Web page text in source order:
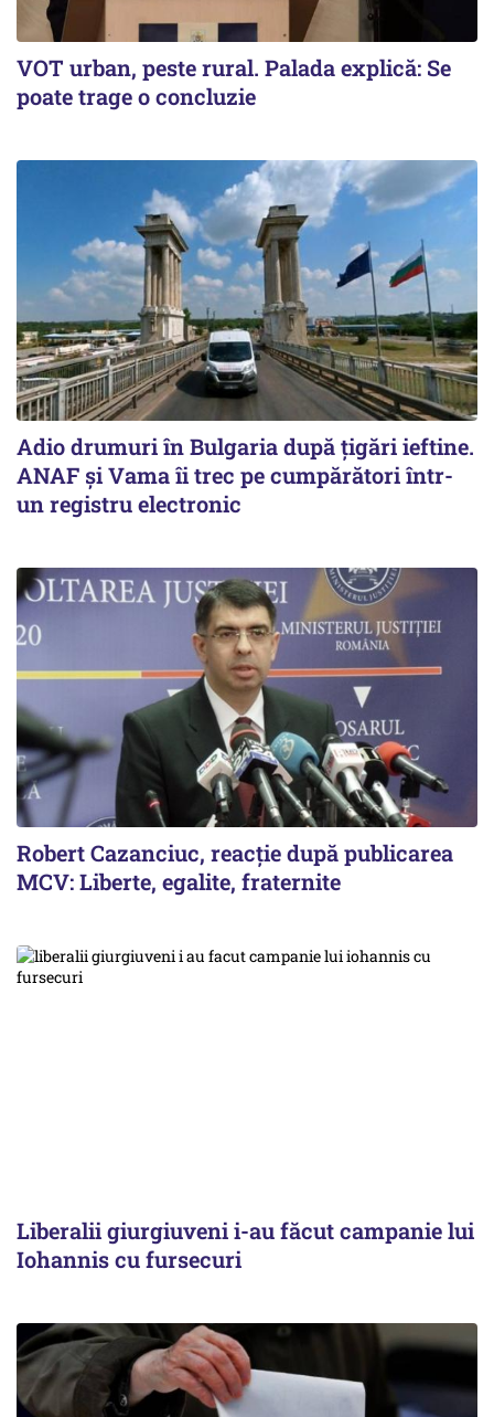
VOT urban, peste rural. Palada explică: Se
poate trage o concluzie
Adio drumuri în Bulgaria după țigări ieftine.
ANAF și Vama îi trec pe cumpărători într-
un registru electronic
Robert Cazanciuc, reacţie după publicarea
MCV: Liberte, egalite, fraternite
Liberalii giurgiuveni i-au făcut campanie lui
Iohannis cu fursecuri